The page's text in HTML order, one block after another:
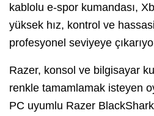
kablolu e-spor kumandası,
yüksek hız, kontrol ve
profesyonel seviyeye
Razer, konsol ve bilgisayar
renkle tamamlamak isteyen
PC uyumlu Razer